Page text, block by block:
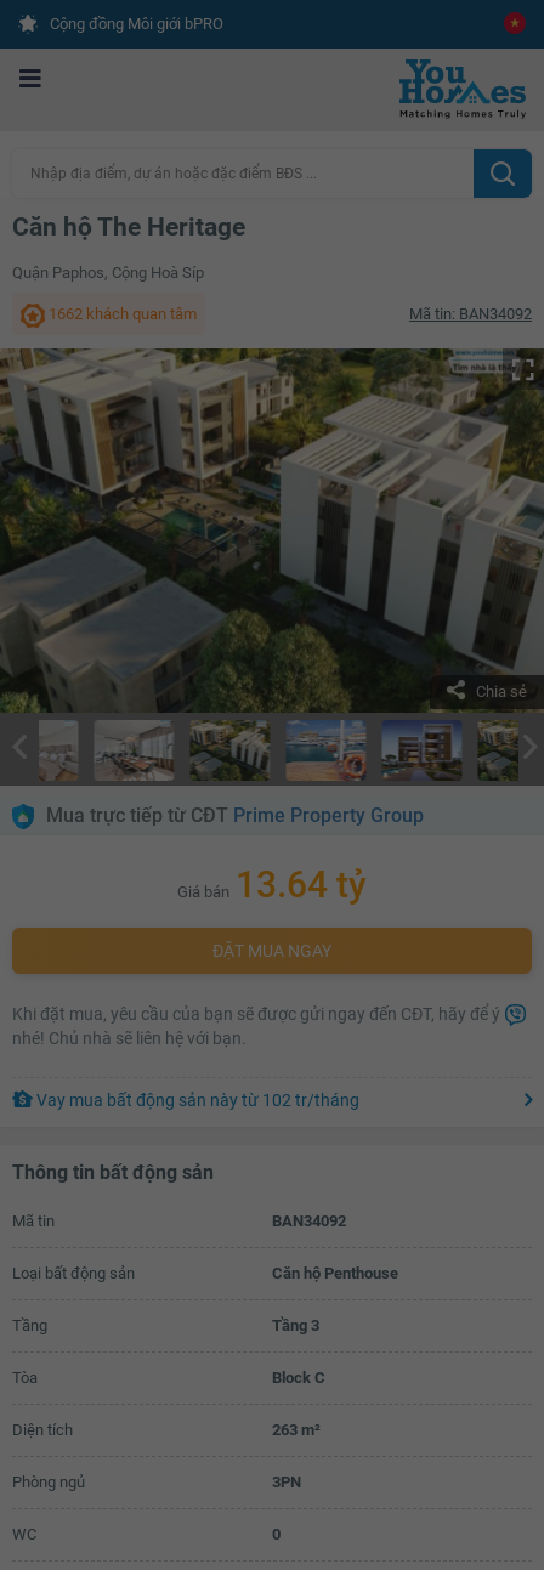
Cộng đồng Môi giới bPRO
Nhập địa điểm, dự án hoặc đặc điểm BĐS ...
Căn hộ The Heritage
Quận Paphos, Cộng Hoà Síp
1662 khách quan tâm Mã tin: BAN34092
Chia sẻ
Mua trực tiếp từ CĐT Prime Property Group
Giá bán 13.64 tỷ
ĐẶT MUA NGAY
Khi đặt mua, yêu cầu của bạn sẽ được gửi ngay đến CĐT, hãy để ý
nhé! Chủ nhà sẽ liên hệ với bạn.
Vay mua bất động sản nàytừ 102 tr/tháng
Thông tin bất động sản
Mã tin BAN34092
Loại bất động sản Căn hộ Penthouse
Tầng Tầng 3
Tòa Block C
Diện tích 263 m²
Phòng ngủ 3PN
WC 0